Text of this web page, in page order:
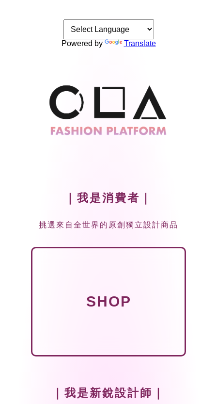
Powered by Translate
｜我是消費者｜
挑選來自全世界的原創獨立設計商品
SHOP
｜我是新銳設計師｜